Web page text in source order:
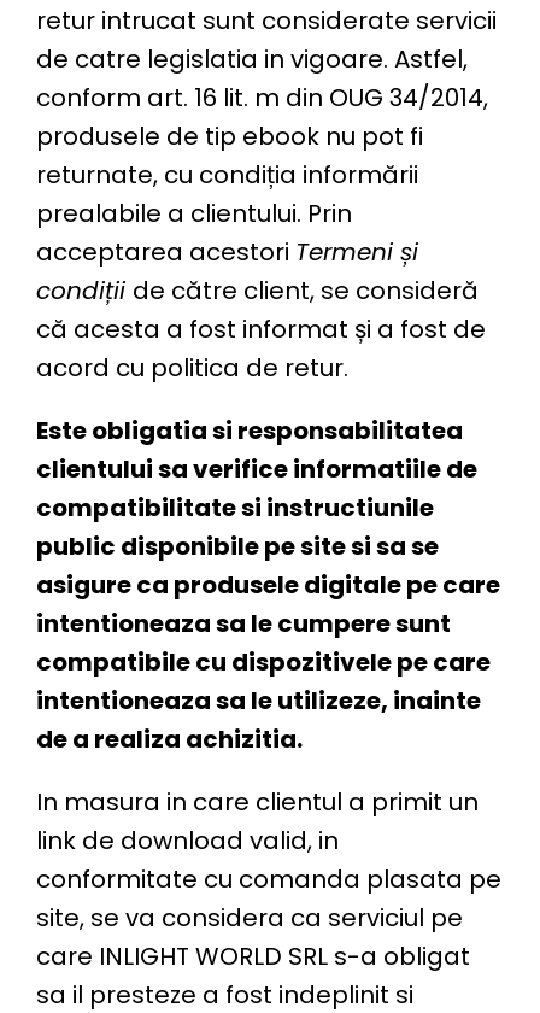
retur intrucat sunt considerate servicii
de catre legislatia in vigoare. Astfel,
conform art. 16 lit. m din OUG 34/2014,
produsele de tip ebook nu pot fi
returnate, cu condiția informării
prealabile a clientului. Prin
acceptarea acestori Termeni și
condiții de către client, se consideră
că acesta a fost informat și a fost de
acord cu politica de retur.
Este obligatia si responsabilitatea
clientului sa verifice informatiile de
compatibilitate si instructiunile
public disponibile pe site si sa se
asigure ca produsele digitale pe care
intentioneaza sa le cumpere sunt
compatibile cu dispozitivele pe care
intentioneaza sa le utilizeze, inainte
de a realiza achizitia.
In masura in care clientul a primit un
link de download valid, in
conformitate cu comanda plasata pe
site, se va considera ca serviciul pe
care INLIGHT WORLD SRL s-a obligat
sa il presteze a fost indeplinit si